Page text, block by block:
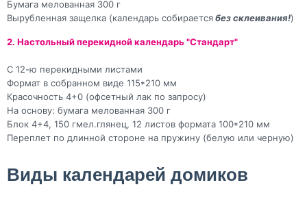
Бумага мелованная 300 г
Вырубленная защелка (календарь собираетсябез склеивания!)
2. Настольный перекидной календарь "Стандарт"
С 12-ю перекидными листами
Формат в собранном виде 115*210 мм
Красочность 4+0 (офсетный лак по запросу)
На основу: бумага мелованная 300 г
Блок 4+4, 150 гмел.глянец, 12 листов формата 100*210 мм
Переплет по длинной стороне на пружину (белую или черную)
Виды календарей домиков